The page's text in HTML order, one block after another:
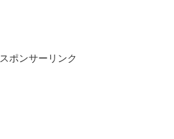
スポンサーリンク